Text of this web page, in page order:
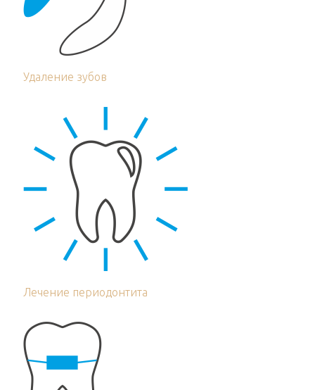
Удаление зубов
Лечение периодонтита